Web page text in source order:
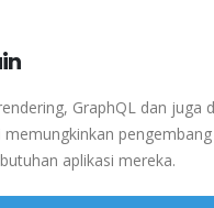
GraphQL dan juga
aplikasi mereka.